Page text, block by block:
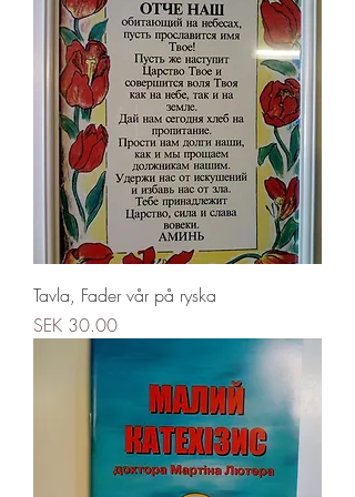
Tavla, Fader vår på ryska
Price
SEK 30.00